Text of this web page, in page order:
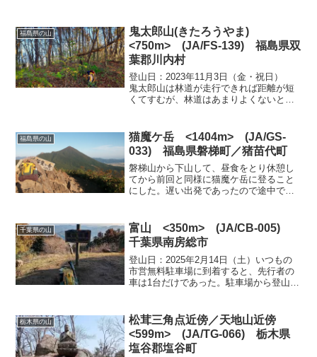
と矢祭山（天道塚・雷神社）に登ること
にした。 矢祭山駅の無料...
福島県の山
鬼太郎山(きたろうやま)
<750m> (JA/FS-139) 福島県双
葉郡川内村
登山日：2023年11月3日（金・祝日）
鬼太郎山は林道が走行できれば距離が短
くてすむが、林道はあまりよくないとの
始まっているので登山道がどうなってい
るかも心配であった...
福島県の山
猫魔ケ岳 <1404m> (JA/GS-
033) 福島県磐梯町／猪苗代町
磐梯山から下山して、昼食をとり休憩し
てから前回と同様に猫魔ケ岳に登ること
にした。遅い出発であったので途中で下
かな勾配のブナ林を抜けて山頂手前のピ
ークを2カ所超えると山...
千葉県の山
富山 <350m> (JA/CB-005)
千葉県南房総市
登山日：2025年2月14日（土）いつもの
市営無料駐車場に到着すると、先行者の
車は1台だけであった。駐車場から登山口
分ほどの歩きになる登山口までの中間地
点 伏姫籠穴に...
栃木県の山
松茸三角点近傍／天地山近傍
<599m> (JA/TG-066) 栃木県
塩谷郡塩谷町